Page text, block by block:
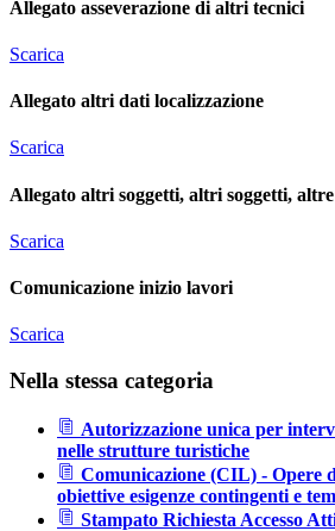
Allegato asseverazione di altri tecnici
Scarica
Allegato altri dati localizzazione
Scarica
Allegato altri soggetti, altri soggetti,
Scarica
Comunicazione inizio lavori
Scarica
Nella stessa categoria
Autorizzazione unica per
nelle strutture turistiche
Comunicazione (CIL) - Opere
obiettive esigenze contingenti e
Stampato Richiesta Accesso